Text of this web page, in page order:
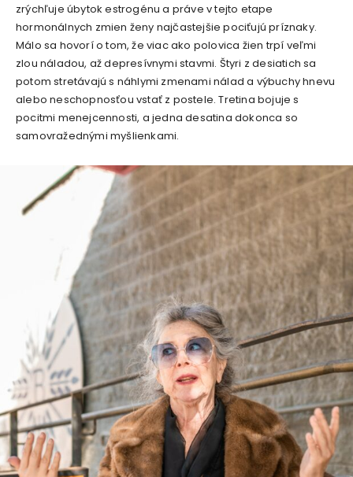
zrýchľuje úbytok estrogénu a práve v tejto etape
hormonálnych zmien ženy najčastejšie pociťujú príznaky.
Málo sa hovorí o tom, že viac ako polovica žien trpí veľmi
zlou náladou, až depresívnymi stavmi. Štyri z desiatich sa
potom stretávajú s náhlymi zmenami nálad a výbuchy hnevu
alebo neschopnosťou vstať z postele. Tretina bojuje s
pocitmi menejcennosti, a jedna desatina dokonca so
samovražednými myšlienkami.